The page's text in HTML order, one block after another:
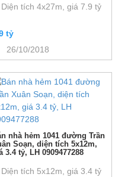
Diện tích 4x27m, giá 7.9 tỷ
tỷ
26/10/2018
nhà hẻm 1041 đường Trần
Soạn, diện tích 5x12m,
3.4 tỷ, LH 0909477288
Diện tích 5x12m, giá 3.4 tỷ